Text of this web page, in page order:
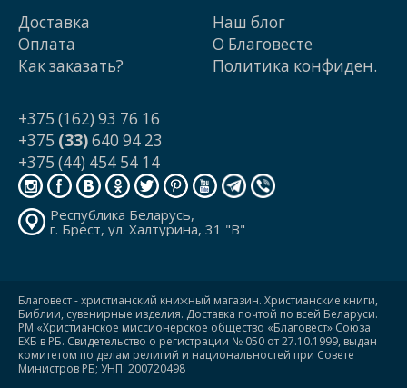
Доставка
Оплата
Как заказать?
Наш блог
О Благовесте
Политика конфиден.
+375 (162) 93 76 16
+375 (33)640 94 23
+375 (44) 454 54 14
Республика Беларусь,
г. Брест, ул. Халтурина, 31 "В"
Благовест - христианский книжный магазин. Христианские книги,
Библии, сувенирные изделия. Доставка почтой по всей Беларуси.
РМ «Христианское миссионерское общество «Благовест» Союза
ЕХБ в РБ. Свидетельство о регистрации № 050 от 27.10.1999, выдан
комитетом по делам религий и национальностей при Совете
Министров РБ; УНП: 200720498